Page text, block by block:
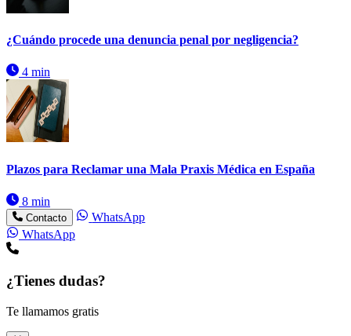
¿Cuándo procede una denuncia penal por negligencia?
4 min
Plazos para Reclamar una Mala Praxis Médica en España
8 min
Contacto
WhatsApp
WhatsApp
¿Tienes dudas?
Te llamamos gratis